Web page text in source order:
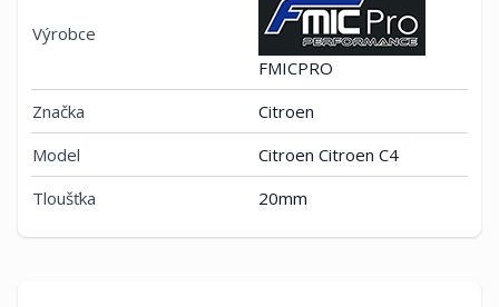
Výrobce
FMICPRO
Značka
Citroen
Model
Citroen Citroen C4
Tloušťka
20mm